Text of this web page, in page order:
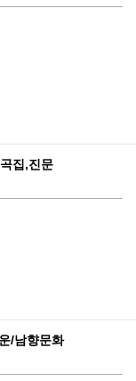
집,진문
/남향문화